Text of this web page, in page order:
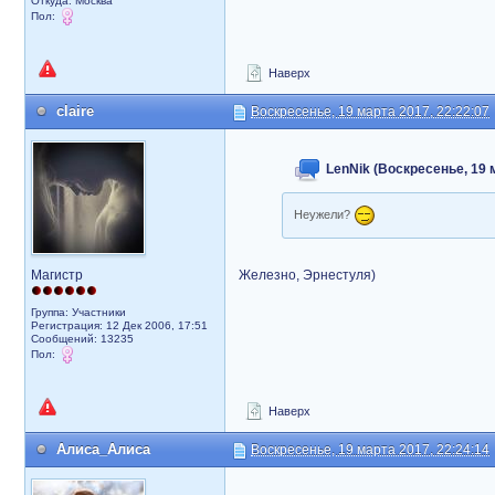
Пол:
Наверх
claire Воскресенье, 19 марта 2017, 22:22:07
Магистр
Группа: Участники
Регистрация: 12 Дек 2006, 17:51
Сообщений: 13235
Пол:
LenNik (Воскресенье, 19
Неужели?
Железно, Эрнестуля)
Наверх
Алиса_Алиса Воскресенье, 19 марта 2017, 22:24:14